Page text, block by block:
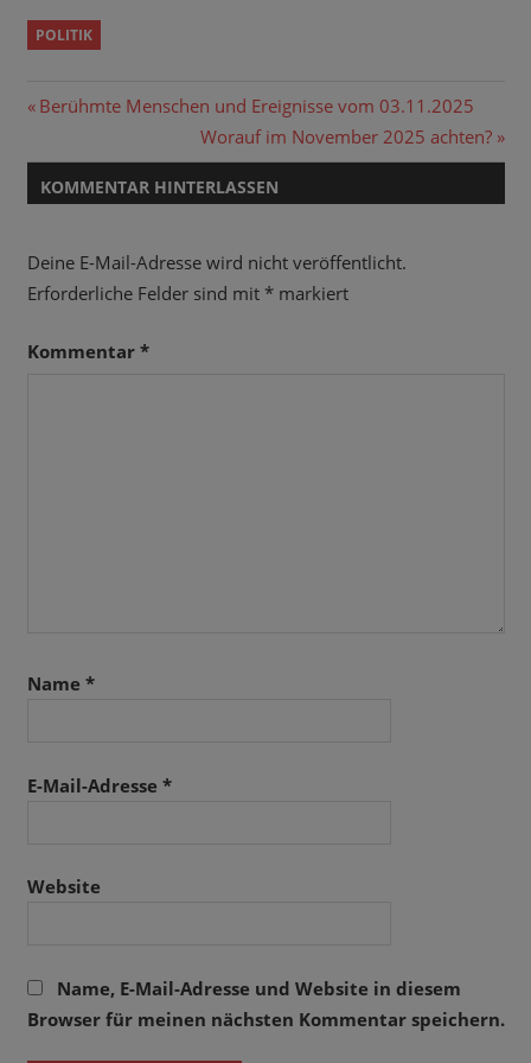
POLITIK
Beitragsnavigation
Vorheriger
Berühmte Menschen und Ereignisse vom 03.11.2025
Nächster
Beitrag:
Worauf im November 2025 achten?
KOMMENTAR HINTERLASSEN
Deine E-Mail-Adresse wird nicht veröffentlicht.
Erforderliche Felder sind mit *markiert
Kommentar *
Name *
E-Mail-Adresse *
Website
Name, E-Mail-Adresse und Website in diesem
Browser für meinen nächsten Kommentar speichern.